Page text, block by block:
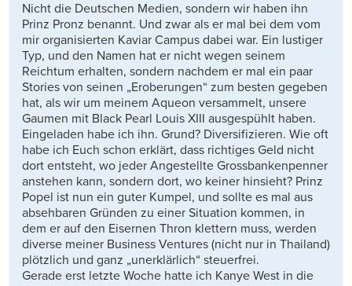
Nicht die Deutschen Medien, sondern wir haben ihn
Prinz Pronz benannt. Und zwar als er mal bei dem vom
mir organisierten Kaviar Campus dabei war. Ein lustiger
Typ, und den Namen hat er nicht wegen seinem
Reichtum erhalten, sondern nachdem er mal ein paar
Stories von seinen „Eroberungen“ zum besten gegeben
hat, als wir um meinem Aqueon versammelt, unsere
Gaumen mit Black Pearl Louis XIII ausgespühlt haben.
Eingeladen habe ich ihn. Grund? Diversifizieren. Wie oft
habe ich Euch schon erklärt, dass richtiges Geld nicht
dort entsteht, wo jeder Angestellte Grossbankenpenner
anstehen kann, sondern dort, wo keiner hinsieht? Prinz
Popel ist nun ein guter Kumpel, und sollte es mal aus
absehbaren Gründen zu einer Situation kommen, in
dem er auf den Eisernen Thron klettern muss, werden
diverse meiner Business Ventures (nicht nur in Thailand)
plötzlich und ganz „unerklärlich“ steuerfrei.
Gerade erst letzte Woche hatte ich Kanye West in die